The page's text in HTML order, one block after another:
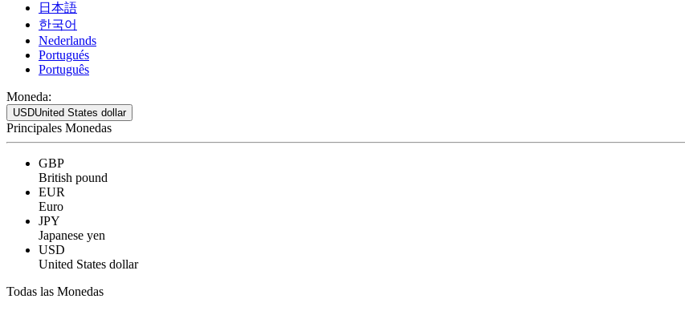
日本語
한국어
Nederlands
Portugués
Português
Moneda:
USDUnited States dollar
Principales Monedas
GBP
British pound
EUR
Euro
JPY
Japanese yen
USD
United States dollar
Todas las Monedas